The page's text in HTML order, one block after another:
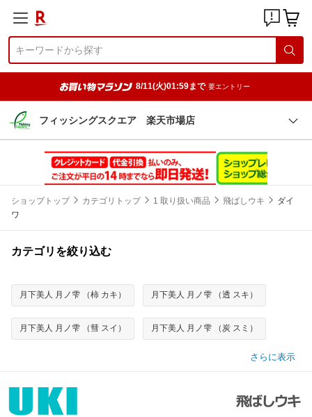
8/11(火)01:59まで 要エントリー
フィッシングスクエア 楽天市場店
ショップトップ カテゴリトップ 1 取り扱い商品 飛ばしウキ
ダイ
ワ
カテゴリを絞り込む
月下美人 月ノ雫 （柿 カキ） 月下美人 月ノ雫 （透 スキ）
月下美人 月ノ雫 （彗 スイ） 月下美人 月ノ雫 （炭 スミ）
さらに表示